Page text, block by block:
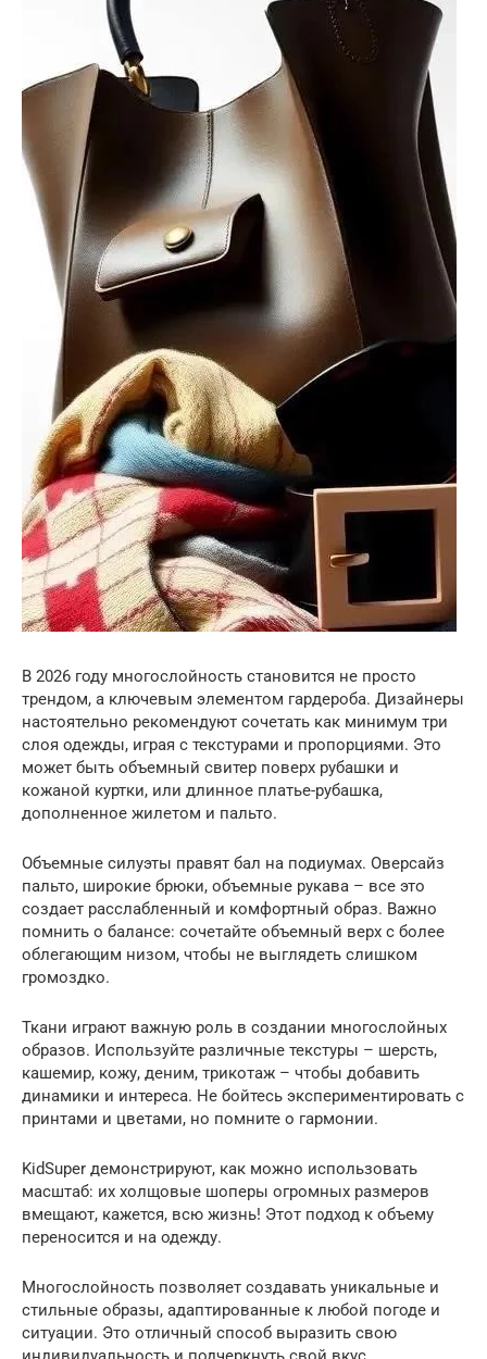
В 2026 году многослойность становится не просто
трендом, а ключевым элементом гардероба. Дизайнеры
настоятельно рекомендуют сочетать как минимум три
слоя одежды, играя с текстурами и пропорциями. Это
может быть объемный свитер поверх рубашки и
кожаной куртки, или длинное платье-рубашка,
дополненное жилетом и пальто.
Объемные силуэты правят бал на подиумах. Оверсайз
пальто, широкие брюки, объемные рукава – все это
создает расслабленный и комфортный образ. Важно
помнить о балансе: сочетайте объемный верх с более
облегающим низом, чтобы не выглядеть слишком
громоздко.
Ткани играют важную роль в создании многослойных
образов. Используйте различные текстуры – шерсть,
кашемир, кожу, деним, трикотаж – чтобы добавить
динамики и интереса. Не бойтесь экспериментировать с
принтами и цветами, но помните о гармонии.
KidSuper демонстрируют, как можно использовать
масштаб: их холщовые шоперы огромных размеров
вмещают, кажется, всю жизнь! Этот подход к объему
переносится и на одежду.
Многослойность позволяет создавать уникальные и
стильные образы, адаптированные к любой погоде и
ситуации. Это отличный способ выразить свою